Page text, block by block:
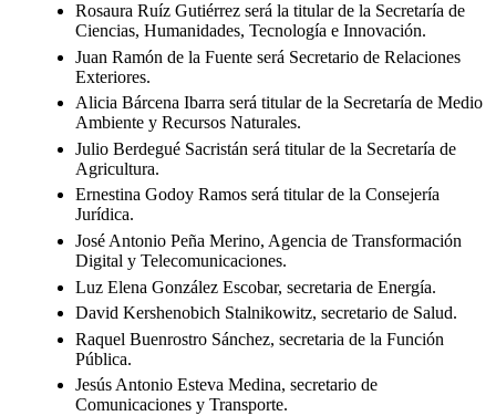
Rosaura Ruíz Gutiérrez será la titular de la Secretaría de
Ciencias, Humanidades, Tecnología e Innovación.
Juan Ramón de la Fuente será Secretario de Relaciones
Exteriores.
Alicia Bárcena Ibarra será titular de la Secretaría de Medio
Ambiente y Recursos Naturales.
Julio Berdegué Sacristán será titular de la Secretaría de
Agricultura.
Ernestina Godoy Ramos será titular de la Consejería
Jurídica.
José Antonio Peña Merino, Agencia de Transformación
Digital y Telecomunicaciones.
Luz Elena González Escobar, secretaria de Energía.
David Kershenobich Stalnikowitz, secretario de Salud.
Raquel Buenrostro Sánchez, secretaria de la Función
Pública.
Jesús Antonio Esteva Medina, secretario de
Comunicaciones y Transporte.